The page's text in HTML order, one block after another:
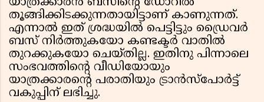
തൂങ്ങിക്കിടക്കുന്നതായിട്ടാണ് കാണുന്നത്.
എന്നാൽ ഇത് ശ്രദ്ധയിൽ പെട്ടിട്ടും ഡ്രൈവർ
ബസ് നിർത്തുകയോ കണ്ടക്ടർ വാതിൽ
തുറക്കുകയോ ചെയ്തില്ല. ഇതിനു പിന്നാലെ
സംഭവത്തിന്റെ വീഡിയോയും
യാത്രക്കാരൻ്റെ പരാതിയും ട്രാൻസ്‌പോർട്ട്
വകുപ്പിന് ലഭിച്ചു.